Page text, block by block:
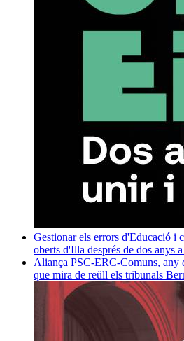
Gestionar els errors d'Educació i
oberts d'Illa després de dos anys
Aliança PSC-ERC-Comuns, any
que mira de reüll els tribunals